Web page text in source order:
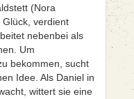
(Nora
verdient
nebenbei als
Um
bekommen, sucht
Idee. Als Daniel in
wittert sie eine